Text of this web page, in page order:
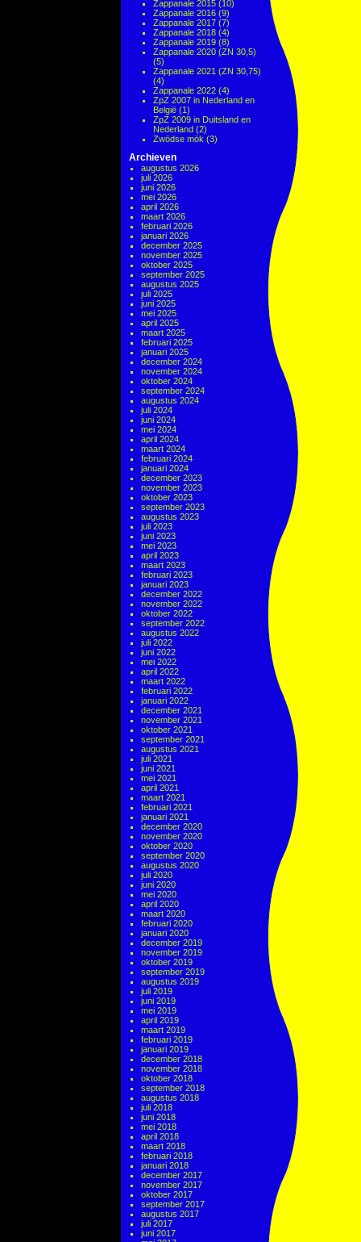
Zappanale 2015 (10)
Zappanale 2016 (9)
Zappanale 2017 (7)
Zappanale 2018 (4)
Zappanale 2019 (8)
Zappanale 2020 (ZN 30,5)
(5)
Zappanale 2021 (ZN 30,75)
(4)
Zappanale 2022 (4)
ZpZ 2007 in Nederland en
België (1)
ZpZ 2009 in Duitsland en
Nederland (2)
Zwödse mök (3)
Archieven
augustus 2026
juli 2026
juni 2026
mei 2026
april 2026
maart 2026
februari 2026
januari 2026
december 2025
november 2025
oktober 2025
september 2025
augustus 2025
juli 2025
juni 2025
mei 2025
april 2025
maart 2025
februari 2025
januari 2025
december 2024
november 2024
oktober 2024
september 2024
augustus 2024
juli 2024
juni 2024
mei 2024
april 2024
maart 2024
februari 2024
januari 2024
december 2023
november 2023
oktober 2023
september 2023
augustus 2023
juli 2023
juni 2023
mei 2023
april 2023
maart 2023
februari 2023
januari 2023
december 2022
november 2022
oktober 2022
september 2022
augustus 2022
juli 2022
juni 2022
mei 2022
april 2022
maart 2022
februari 2022
januari 2022
december 2021
november 2021
oktober 2021
september 2021
augustus 2021
juli 2021
juni 2021
mei 2021
april 2021
maart 2021
februari 2021
januari 2021
december 2020
november 2020
oktober 2020
september 2020
augustus 2020
juli 2020
juni 2020
mei 2020
april 2020
maart 2020
februari 2020
januari 2020
december 2019
november 2019
oktober 2019
september 2019
augustus 2019
juli 2019
juni 2019
mei 2019
april 2019
maart 2019
februari 2019
januari 2019
december 2018
november 2018
oktober 2018
september 2018
augustus 2018
juli 2018
juni 2018
mei 2018
april 2018
maart 2018
februari 2018
januari 2018
december 2017
november 2017
oktober 2017
september 2017
augustus 2017
juli 2017
juni 2017